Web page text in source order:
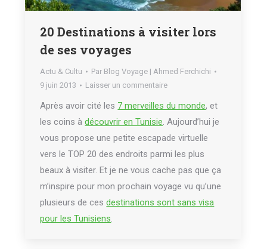
20 Destinations à visiter lors
de ses voyages
Actu & Cultu Par Blog Voyage | Ahmed Ferchichi
9 juin 2013
Laisser un commentaire
Après avoir cité les 7 merveilles du monde, et
les coins àdécouvrir en Tunisie. Aujourd’hui je
vous propose une petite escapade virtuelle
vers le TOP 20 des endroits parmi les plus
beaux à visiter. Et je ne vous cache pas que ça
m’inspire pour mon prochain voyage vu qu’une
plusieurs de cesdestinations sont sans visa
pour les Tunisiens.